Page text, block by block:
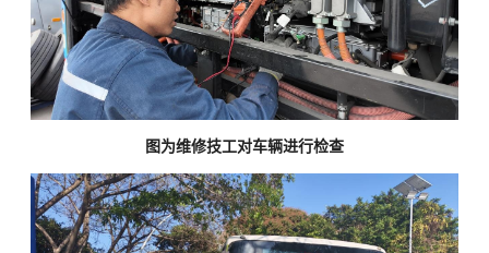
图为维修技工对车辆进行检查